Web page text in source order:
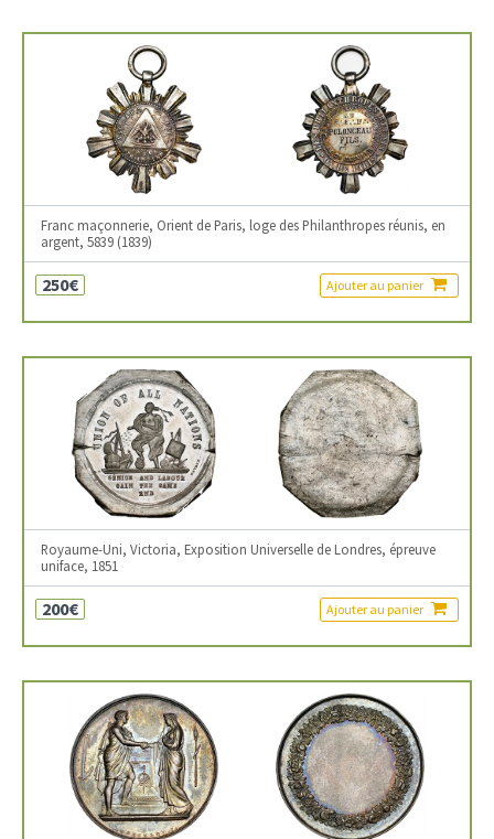
Franc maçonnerie, Orient de Paris, loge des Philanthropes réunis, en
argent, 5839 (1839)
250€ Ajouter au panier
Royaume-Uni, Victoria, Exposition Universelle de Londres, épreuve
uniface, 1851
200€ Ajouter au panier